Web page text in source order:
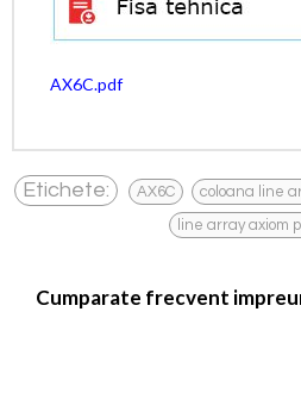
AX6C.pdf
Etichete: AX6C , coloana line
line array axiom
Cumparate frecvent